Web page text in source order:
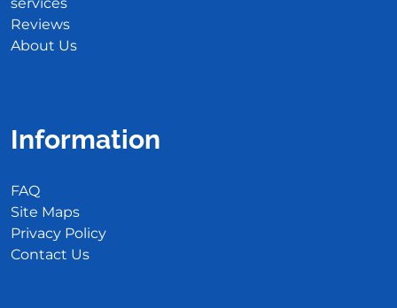
Reviews
About Us
Information
FAQ
Site Maps
Privacy Policy
Contact Us